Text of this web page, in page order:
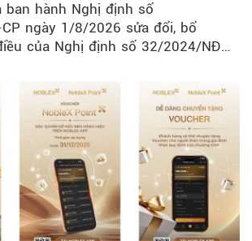
ban hành Nghị định số
ngày 1/8/2026 sửa đổi, bổ
của Nghị định số 32/2024/NĐ-